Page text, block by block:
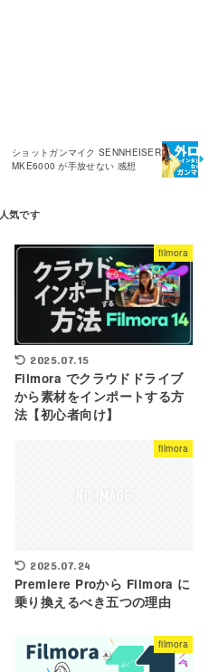
ショットガンマイク SENNHEISER
MKE6000 が手放せない 感想
filmora
2025.07.15
Filmora でクラウドドライブ
から素材をインポートする方
法【初心者向け】
filmora
2025.07.24
Premiere Proから Filmora に
乗り換えるべき五つの理由
filmora